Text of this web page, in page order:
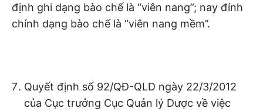
định ghi dạng bào chế là “viên nang”; nay đính
chính dạng bào chế là “viên nang mềm’’.
Quyết định số 92/QĐ-QLD ngày 22/3/2012
của Cục trưởng Cục Quản lý Dược về việc